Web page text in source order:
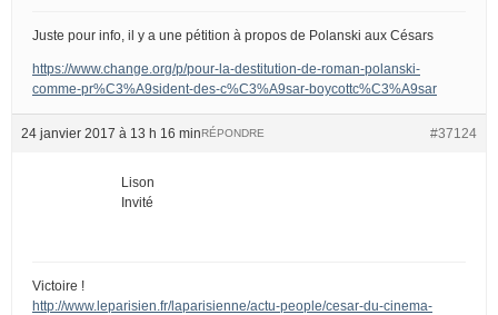
Juste pour info, il y a une pétition à propos de Polanski aux Césars
https://www.change.org/p/pour-la-destitution-de-roman-polanski-
comme-pr%C3%A9sident-des-c%C3%A9sar-boycottc%C3%A9sar
24 janvier 2017 à 13 h 16 min #37124
RÉPONDRE
Lison
Invité
Victoire !
http://www.leparisien.fr/laparisienne/actu-people/cesar-du-cinema-